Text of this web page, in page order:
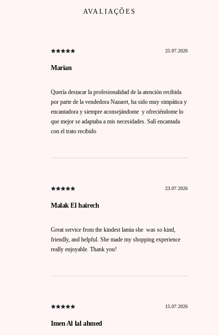
AVALIAÇÕES
25.07.2026
Marian
Quería destacar la profesionalidad de la atención recibida
por parte de la vendedora Nazaret, ha sido muy simpática y
encantadora y siempre aconsejándome y ofreciéndome lo
que mejor se adaptaba a mis necesidades. Salí encantada
con el trato recibido
23.07.2026
Malak El hairech
Great service from the kindest lamia she was so kind,
friendly, and helpful. She made my shopping experience
really enjoyable. Thank you!
15.07.2026
Imen Al lal ahmed